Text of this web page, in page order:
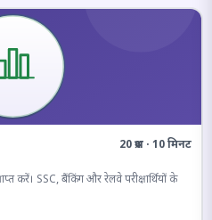
20 प्रश्न · 10 मिनट
करें। SSC, बैंकिंग और रेलवे परीक्षार्थियों के